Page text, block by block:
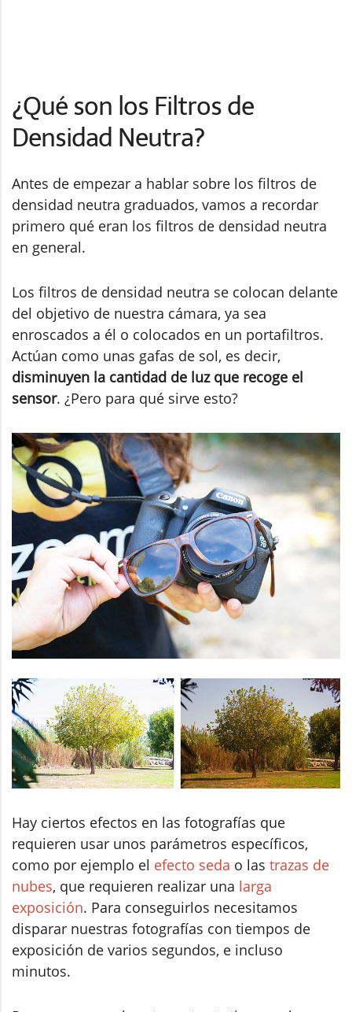
¿Qué son los Filtros de
Densidad Neutra?
Antes de empezar a hablar sobre los filtros de
densidad neutra graduados, vamos a recordar
primero qué eran los filtros de densidad neutra
en general.
Los filtros de densidad neutra se colocan delante
del objetivo de nuestra cámara, ya sea
enroscados a él o colocados en un portafiltros.
Actúan como unas gafas de sol, es decir,
disminuyen la cantidad de luz que recoge el
sensor. ¿Pero para qué sirve esto?
Hay ciertos efectos en las fotografías que
requieren usar unos parámetros específicos,
como por ejemplo el efecto seda o las trazas de
nubes, que requieren realizar una larga
exposición. Para conseguirlos necesitamos
disparar nuestras fotografías con tiempos de
exposición de varios segundos, e incluso
minutos.